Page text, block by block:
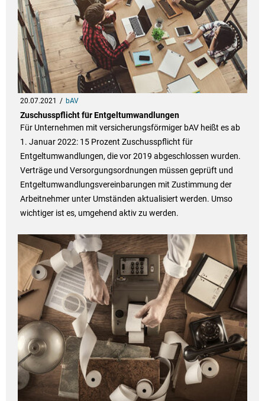
20.07.2021 bAV
Zuschusspflicht für Entgeltumwandlungen
Für Unternehmen mit versicherungsförmiger bAV heißt es ab
1. Januar 2022: 15 Prozent Zuschusspflicht für
Entgeltumwandlungen, die vor 2019 abgeschlossen wurden.
Verträge und Versorgungsordnungen müssen geprüft und
Entgeltumwandlungsvereinbarungen mit Zustimmung der
Arbeitnehmer unter Umständen aktualisiert werden. Umso
wichtiger ist es, umgehend aktiv zu werden.